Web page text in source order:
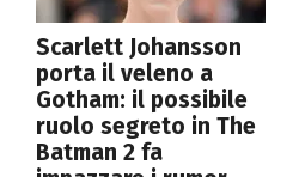
Scarlett Johansson
porta il veleno a
Gotham: il possibile
ruolo segreto in The
Batman 2 fa